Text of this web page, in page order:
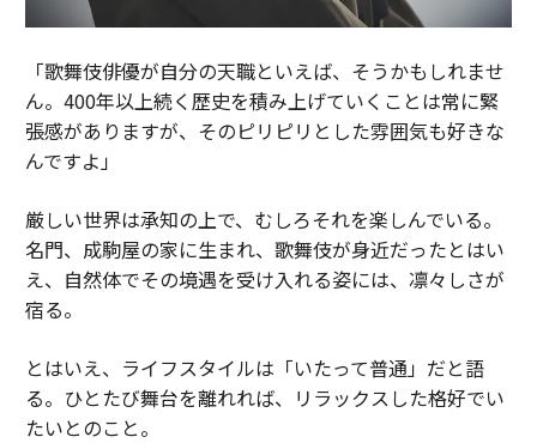
「歌舞伎俳優が自分の天職といえば、そうかもしれませ
ん。400年以上続く歴史を積み上げていくことは常に緊
張感がありますが、そのピリピリとした雰囲気も好きな
んですよ」
厳しい世界は承知の上で、むしろそれを楽しんでいる。
名門、成駒屋の家に生まれ、歌舞伎が身近だったとはい
え、自然体でその境遇を受け入れる姿には、凛々しさが
宿る。
とはいえ、ライフスタイルは「いたって普通」だと語
る。ひとたび舞台を離れれば、リラックスした格好でい
たいとのこと。